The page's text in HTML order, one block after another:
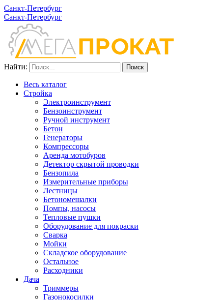
Санкт-Петербург
Санкт-Петербург
Найти:
Весь каталог
Стройка
Электроинструмент
Бензоинструмент
Ручной инструмент
Бетон
Генераторы
Компрессоры
Аренда мотобуров
Детектор скрытой проводки
Бензопила
Измерительные приборы
Лестницы
Бетономешалки
Помпы, насосы
Тепловые пушки
Оборудование для покраски
Сварка
Мойки
Складское оборудование
Остальное
Расходники
Дача
Триммеры
Газонокосилки